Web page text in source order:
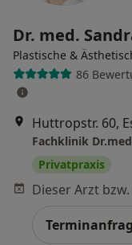
Dr. med.
Plastische &
86
Huttropstr. 60,
Privatpraxis